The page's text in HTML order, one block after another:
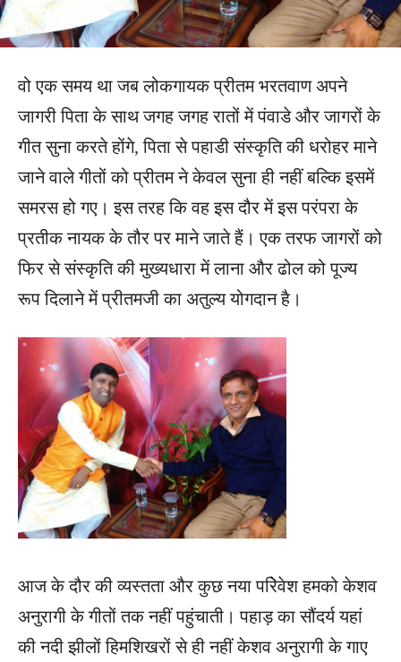
वो एक समय था जब लोकगायक प्रीतम भरतवाण अपने
जागरी पिता के साथ जगह जगह रातों में पंवाडे और जागरों के
गीत सुना करते होंगे, पिता से पहाडी संस्कृति की धरोहर माने
जाने वाले गीतों को प्रीतम ने केवल सुना ही नहीं बल्कि इसमें
समरस हो गए। इस तरह कि वह इस दौर में इस परंपरा के
प्रतीक नायक के तौर पर माने जाते हैं। एक तरफ जागरों को
फिर से संस्कृति की मुख्यधारा में लाना और ढोल को पूज्य
रूप दिलाने में प्रीतमजी का अतुल्य योगदान है।
आज के दौर की व्यस्तता और कुछ नया परिेवेश हमको केशव
अनुरागी के गीतों तक नहीं पहुंचाती। पहाड़ का सौंदर्य यहां
की नदी झीलों हिमशिखरों से ही नहीं केशव अनुरागी के गाए